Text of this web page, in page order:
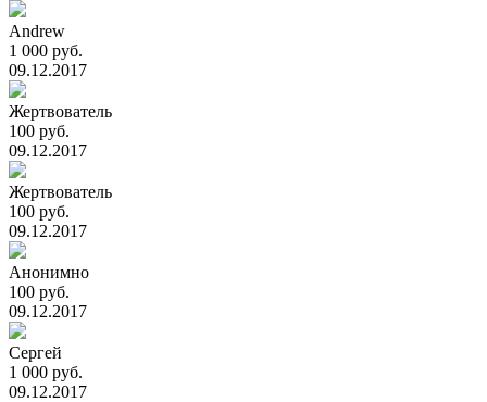
Andrew
1 000 руб.
09.12.2017
Жертвователь
100 руб.
09.12.2017
Жертвователь
100 руб.
09.12.2017
Анонимно
100 руб.
09.12.2017
Сергей
1 000 руб.
09.12.2017